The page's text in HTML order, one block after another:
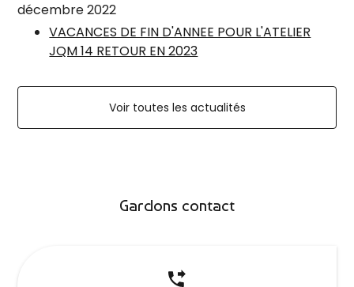
décembre 2022
VACANCES DE FIN D'ANNEE POUR L'ATELIER
JQM 14 RETOUR EN 2023
Voir toutes les actualités
Gardons contact